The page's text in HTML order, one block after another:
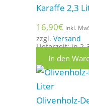
Karaffe 2,3
16,90€ inkl.
zzgl. Versand
Lieferzeit: in 2-
In den
Olivenholz-